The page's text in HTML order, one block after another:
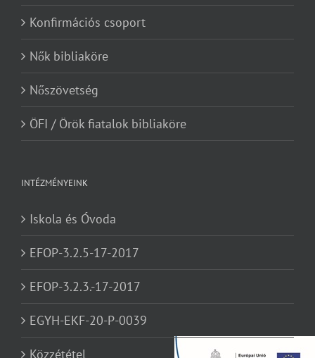
Konfirmációs csoport
Nők bibliaköre
Nőszövetség
ÖFI / Örök fiatalok bibliaköre
INTÉZMÉNYEINK
Iskola és Óvoda
EFOP-3.2.5-17-2017
EFOP-3.2.3.-17-2017
EGYH-EKF-20-P-0039
Közzététel